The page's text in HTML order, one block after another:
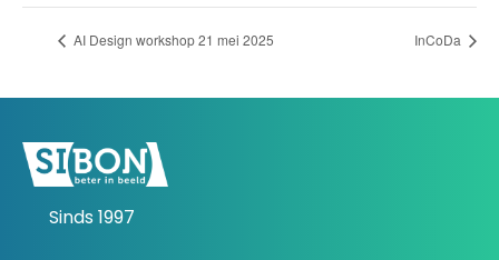
AI Design workshop 21 mei 2025 InCoDa
Sinds 1997